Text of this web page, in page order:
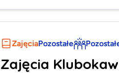
ZajęciaPozostałe
Zajęcia